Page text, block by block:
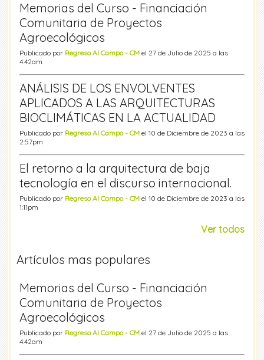
Memorias del Curso - Financiación
Comunitaria de Proyectos
Agroecológicos
Publicado por Regreso Al Campo - CM el 27 de Julio de 2025 a las
4:42am
ANÁLISIS DE LOS ENVOLVENTES
APLICADOS A LAS ARQUITECTURAS
BIOCLIMÁTICAS EN LA ACTUALIDAD
Publicado por Regreso Al Campo - CM el 10 de Diciembre de 2023 a las
2:57pm
El retorno a la arquitectura de baja
tecnología en el discurso internacional.
Publicado por Regreso Al Campo - CM el 10 de Diciembre de 2023 a las
1:11pm
Ver todos
Artículos mas populares
Memorias del Curso - Financiación
Comunitaria de Proyectos
Agroecológicos
Publicado por Regreso Al Campo - CM el 27 de Julio de 2025 a las
4:42am